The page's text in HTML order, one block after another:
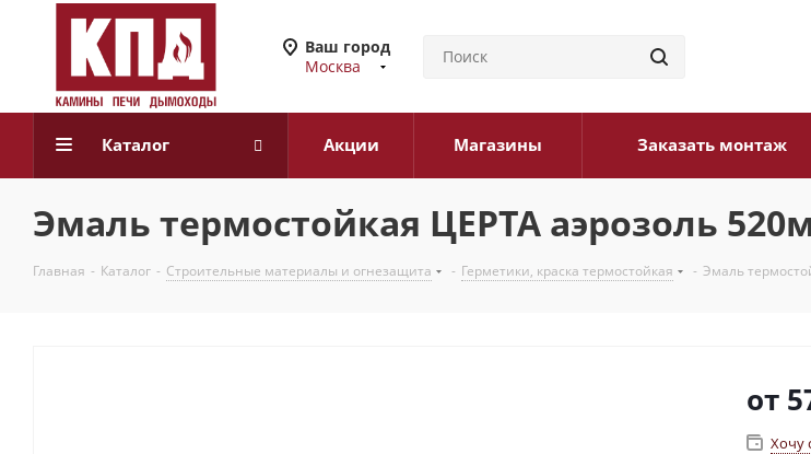
Ваш город
Москва
Каталог Акции Магазины Заказать монтаж
Эмаль термостойкая ЦЕРТА аэрозоль
Главная - Каталог - Строительные материалы и огнезащита - Герметики, краска термостойкая - Эмаль
от
Хочу